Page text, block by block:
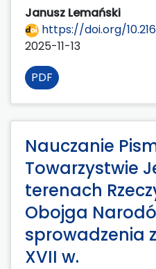
Janusz Lemański
https://doi.org/
2025-11-13
PDF
Nauczanie
Towarzystwie
terenach
Obojga
sprowadzenia
XVII w.